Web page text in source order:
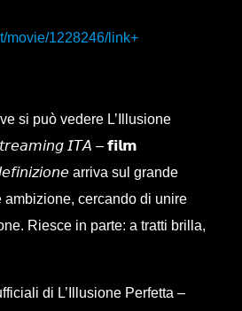
movie/1228246/link+
si può vedere L’Illusione
𝘐𝘛𝘈 – 𝗳𝗶𝗹𝗺
arriva sul grande
ambizione, cercando di unire
Riesce in parte: a tratti brilla,
di L’Illusione Perfetta –